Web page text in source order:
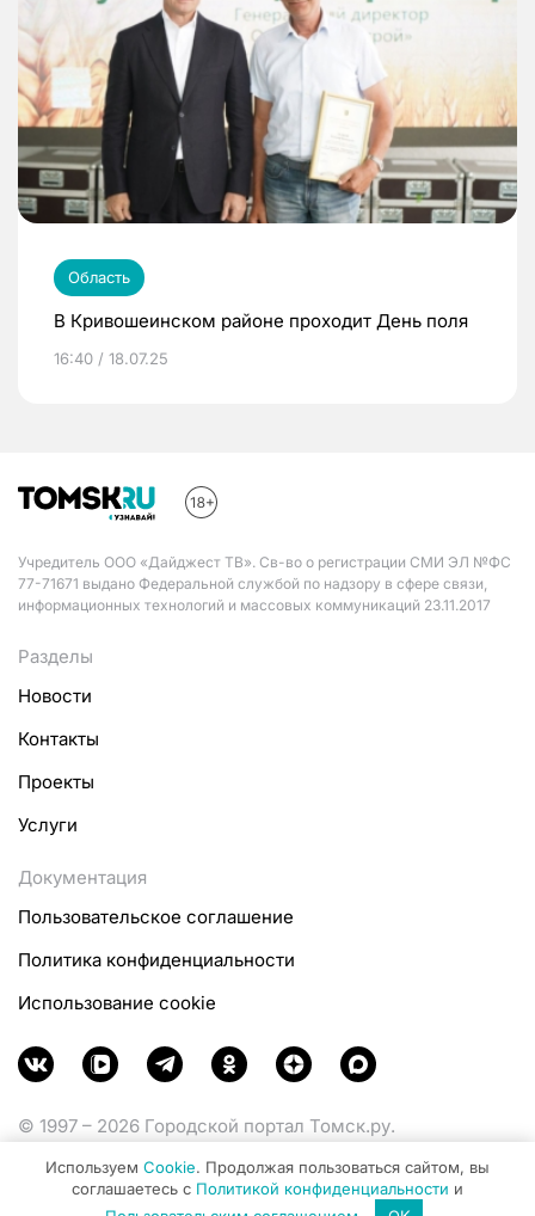
Область
В Кривошеинском районе проходит День поля
16:40 / 18.07.25
Учредитель ООО «Дайджест ТВ». Св-во о регистрации СМИ ЭЛ №ФС
77-71671 выдано Федеральной службой по надзору в сфере связи,
информационных технологий и массовых коммуникаций 23.11.2017
Разделы
Новости
Контакты
Проекты
Услуги
Документация
Пользовательское соглашение
Политика конфиденциальности
Использование cookie
© 1997 – 2026 Городской портал Томск.ру.
Министерства цифрового развития, связи и массовых
коммуникаций Российской Федерации.
Используем Cookie. Продолжая пользоваться сайтом, вы
соглашаетесь с Политикой конфиденциальности и